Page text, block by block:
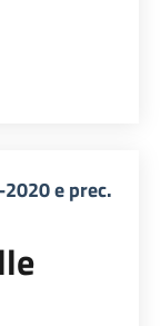
e prec.